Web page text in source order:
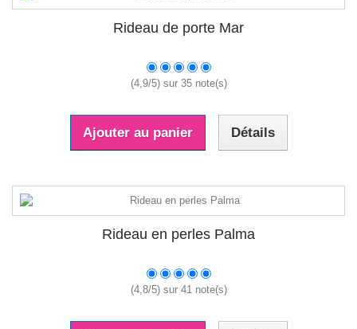
Rideau de porte Mar
(4,9/5) sur 35note(s)
Ajouter au panier Détails
Rideau en perles Palma
(4,8/5) sur 41 note(s)